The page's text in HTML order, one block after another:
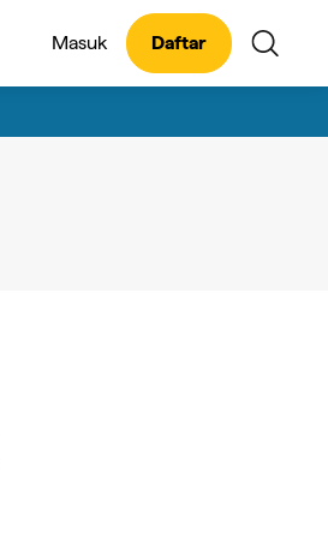
Masuk Daftar